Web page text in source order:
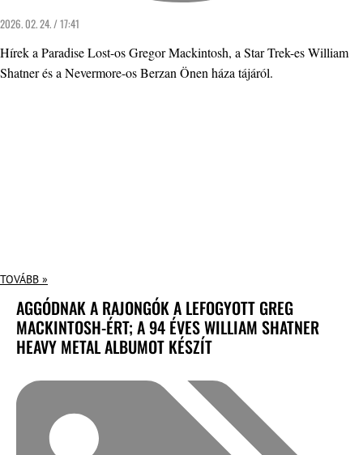
2026. 02. 24. / 17:41
Hírek a Paradise Lost-os Gregor Mackintosh, a Star Trek-es William
Shatner és a Nevermore-os Berzan Önen háza tájáról.
TOVÁBB »
AGGÓDNAK A RAJONGÓK A LEFOGYOTT GREG
MACKINTOSH-ÉRT; A 94 ÉVES WILLIAM SHATNER
HEAVY METAL ALBUMOT KÉSZÍT